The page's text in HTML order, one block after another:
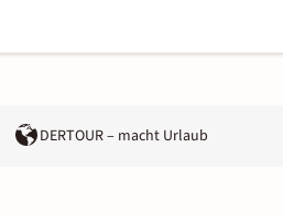
DERTOUR – macht Urlaub